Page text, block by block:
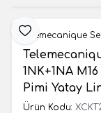
Favoriye Ekle
Telemecanique
1NK+1NA
Pimi Yatay
Ürün Kodu: